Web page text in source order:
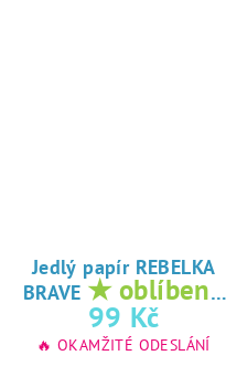
Jedlý papír REBELKA
BRAVE ★ oblíbený
tisk na jedlý
papír
99 Kč
🔥 OKAMŽITÉ ODESLÁNÍ